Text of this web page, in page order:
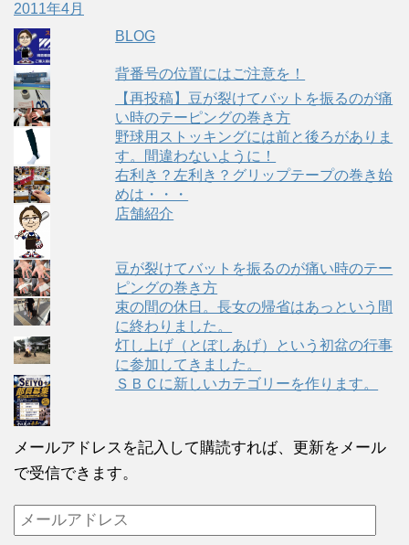
2011年4月
BLOG
背番号の位置にはご注意を！
【再投稿】豆が裂けてバットを振るのが痛
い時のテーピングの巻き方
野球用ストッキングには前と後ろがありま
す。間違わないように！
右利き？左利き？グリップテープの巻き始
めは・・・
店舗紹介
豆が裂けてバットを振るのが痛い時のテー
ピングの巻き方
束の間の休日。長女の帰省はあっという間
に終わりました。
灯し上げ（とぼしあげ）という初盆の行事
に参加してきました。
ＳＢＣに新しいカテゴリーを作ります。
メールアドレスを記入して購読すれば、更新をメール
で受信できます。